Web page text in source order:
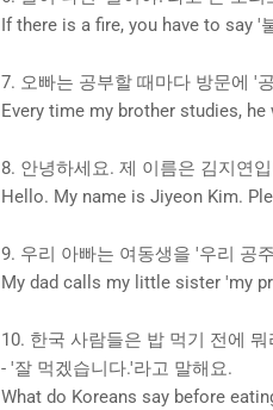
If there is a fire, you have to say '
7. 오빠는 공부할 때마다 방문에 '
Every time my brother studies,
8. 안녕하세요. 제 이름은 김지연
Hello. My name is Jiyeon Kim.
9. 우리 아빠는 여동생을 '우리 공
My dad calls my little sister 'my
10. 한국 사람들은 밥 먹기 전에
- '잘 먹겠습니다.'라고 말해요.
What do Koreans say before